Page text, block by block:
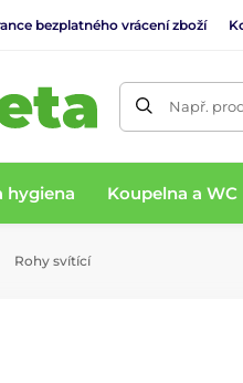
bezplatného vrácení zboží
Např.
hygiena Koupelna a WC
Rohy svítící